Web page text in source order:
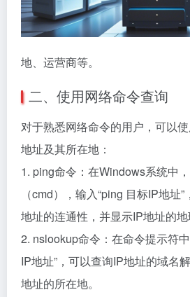
地、运营商等。
二、使用网络命令查询
对于熟悉网络命令的用户，可以
地址及其所在地：
1. ping命令：在Windows系统中
（cmd），输入“ping 目标IP地址
地址的连通性，并显示IP地址的地
2. nslookup命令：在命令提示符
IP地址”，可以查询IP地址的域名
地址的所在地。